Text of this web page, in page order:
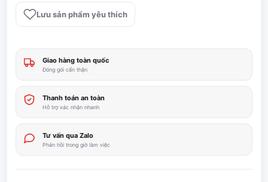
Rumiko
Takahashi
lượng
Lưu sản phẩm yêu thích
Giao hàng toàn quốc
Đóng gói cẩn thận
Thanh toán an toàn
Hỗ trợ xác nhận nhanh
Tư vấn qua Zalo
Phản hồi trong giờ làm việc